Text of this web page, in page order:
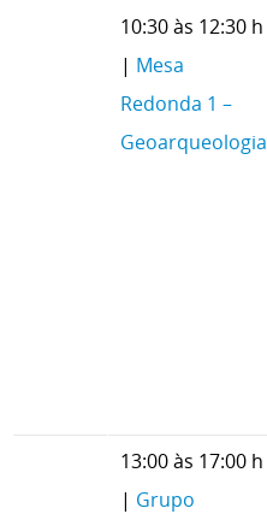
10:30 às 12:30 h
| Mesa
Redonda 1 –
Geoarqueologia
13:00 às 17:00 h
| Grupo